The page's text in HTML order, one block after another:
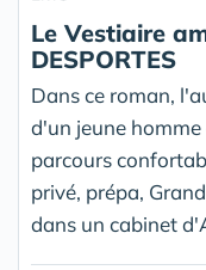
Le Vestiaire
DESPORTES
Dans ce roman,
d'un jeune
parcours
privé, prépa,
dans un cabinet